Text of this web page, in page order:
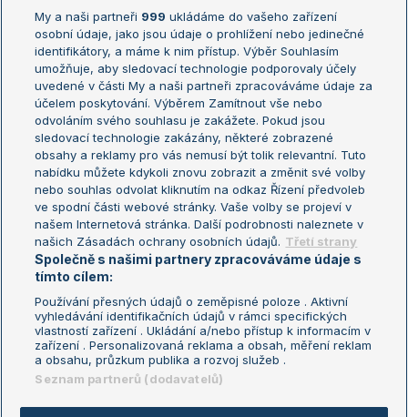
Žebříček ATP (muži)
Žebříček WTA (ženy)
Sázkařský žebříček
Australian Open
French Open
Wimbledon
US Open
Turnaj mistrů
Turnaj mistryň
Aktualní trendy
Fotbalové přestupy
Livesport Daily
LS Prague Open
Podmínky užití
Nastavení soukromí
GDPR a žurnalistika
Reklama
Kontakt
Informace o zpracování osobních
údajů
My a naši partneři 999 ukládáme do vašeho zařízení
osobní údaje, jako jsou údaje o prohlížení nebo jedinečné
identifikátory, a máme k nim přístup. Výběr Souhlasím
umožňuje, aby sledovací technologie podporovaly účely
uvedené v části My a naši partneři zpracováváme údaje za
účelem poskytování. Výběrem Zamítnout vše nebo
odvoláním svého souhlasu je zakážete. Pokud jsou
sledovací technologie zakázány, některé zobrazené
obsahy a reklamy pro vás nemusí být tolik relevantní. Tuto
nabídku můžete kdykoli znovu zobrazit a změnit své volby
nebo souhlas odvolat kliknutím na odkaz Řízení předvoleb
ve spodní části webové stránky. Vaše volby se projeví v
našem Internetová stránka. Další podrobnosti naleznete v
našich Zásadách ochrany osobních údajů. Třetí strany
Společně s našimi partnery zpracováváme údaje s
tímto cílem:
Používání přesných údajů o zeměpisné poloze . Aktivní
vyhledávání identifikačních údajů v rámci specifických
vlastností zařízení . Ukládání a/nebo přístup k informacím v
zařízení . Personalizovaná reklama a obsah, měření reklam
a obsahu, průzkum publika a rozvoj služeb .
Seznam partnerů (dodavatelů)